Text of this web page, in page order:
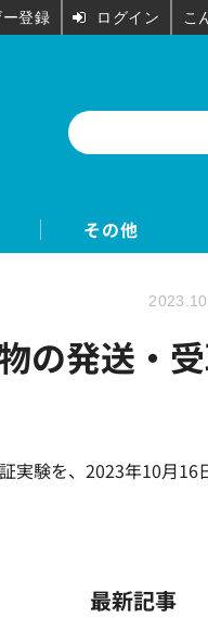
その他
の発送・
験を、2023年10月16
最新記事
登録 ログイン こ